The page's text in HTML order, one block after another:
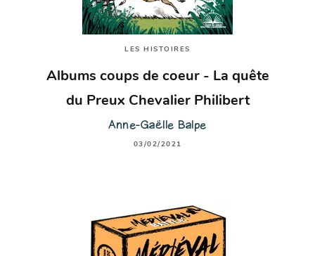
LES HISTOIRES
Albums coups de coeur - La quête
du Preux Chevalier Philibert
Anne-Gaëlle Balpe
03/02/2021